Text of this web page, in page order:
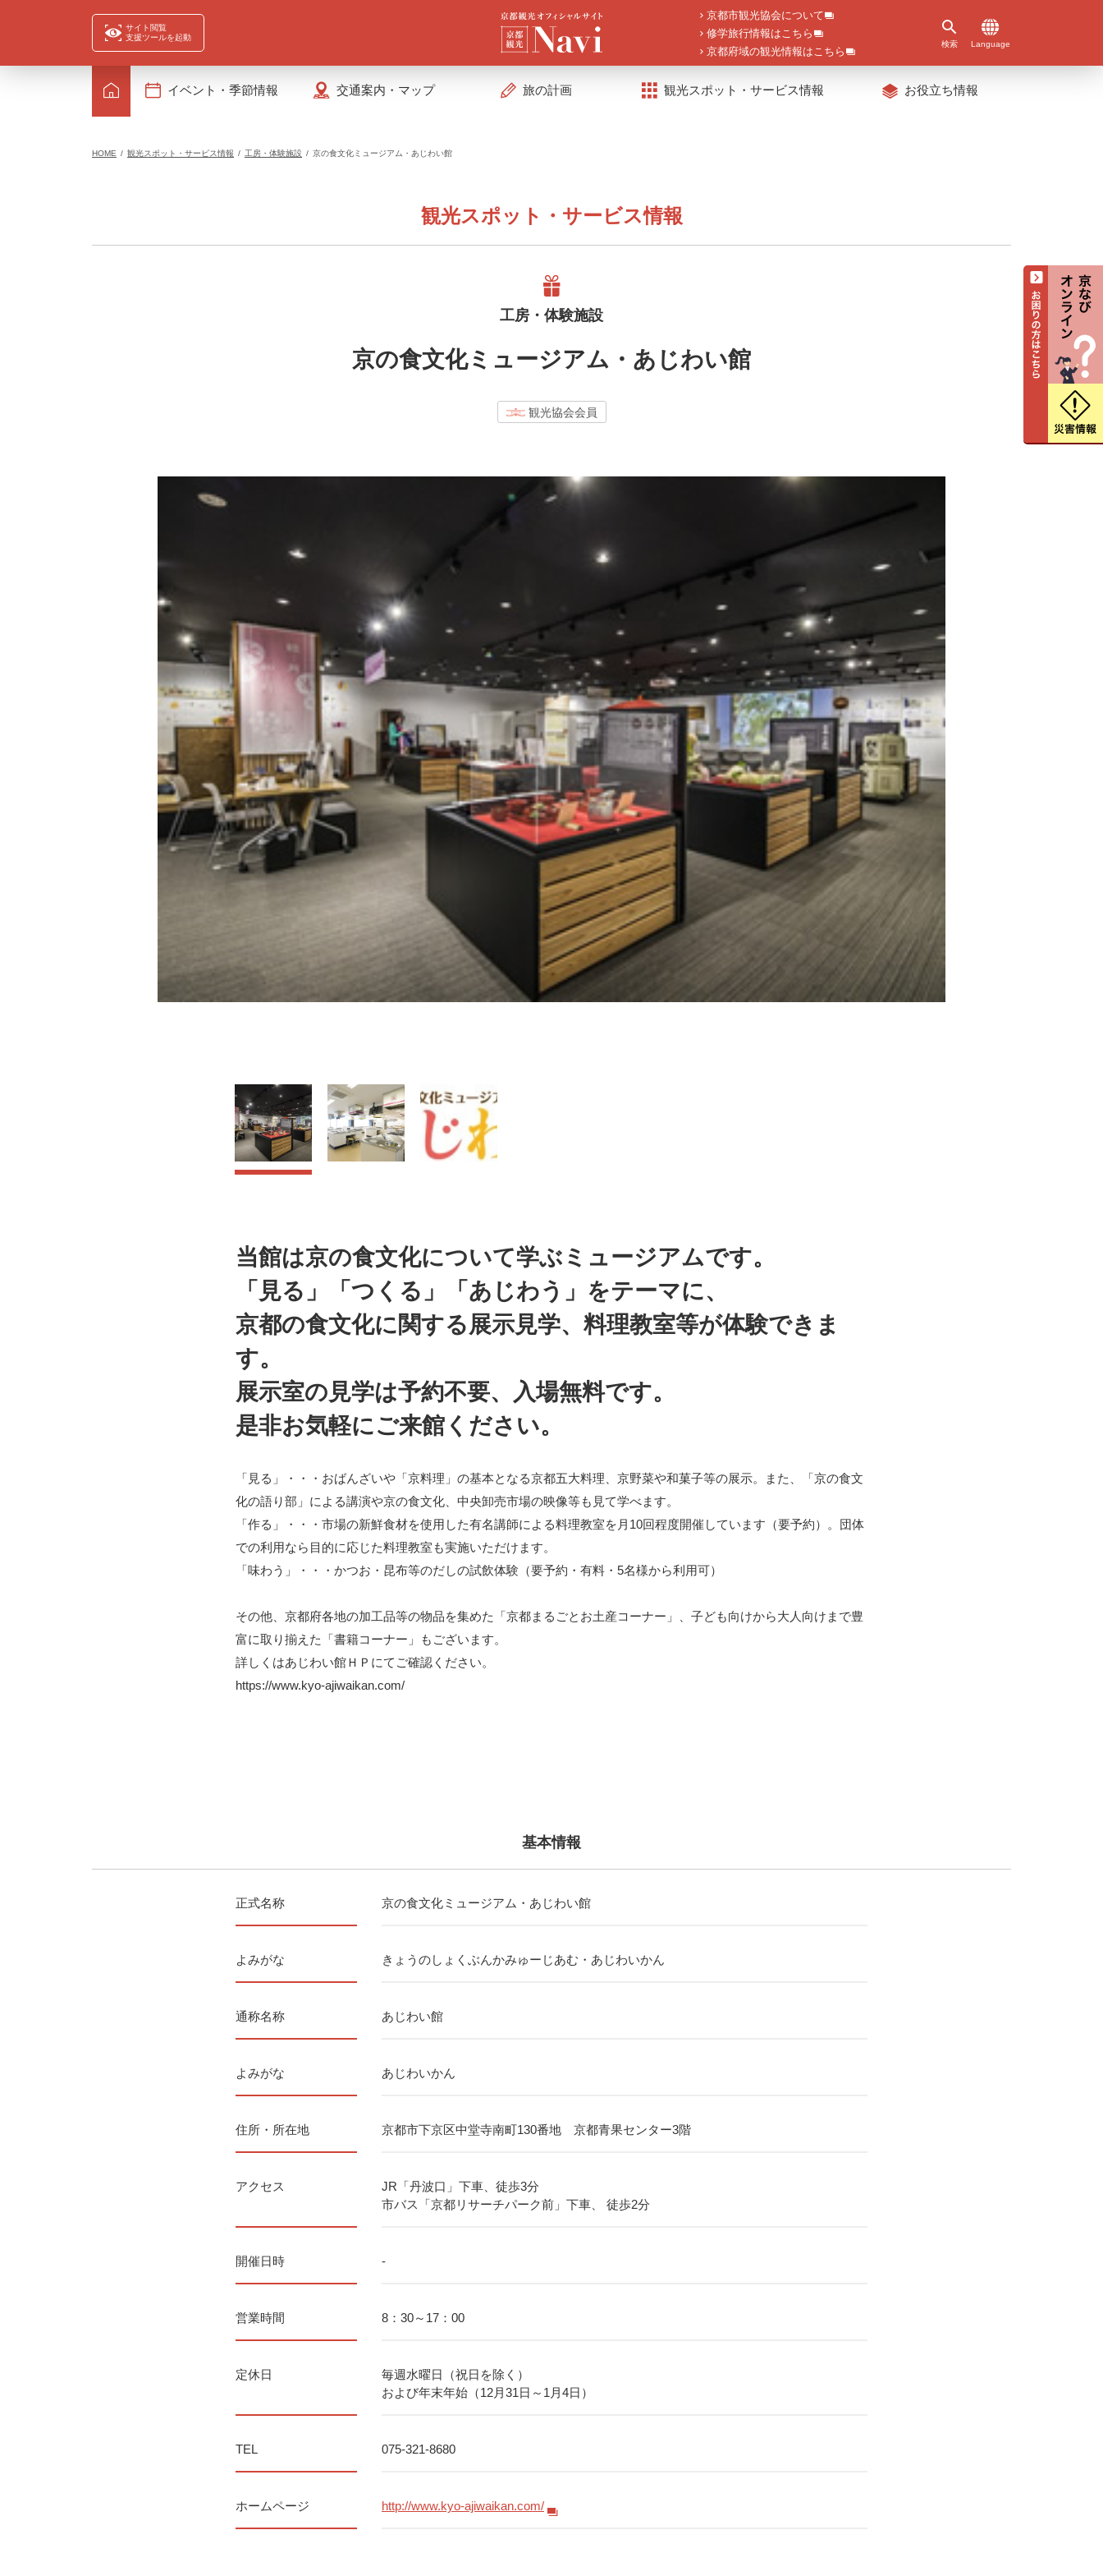
サイト閲覧
支援ツールを起動
京都市観光協会について
修学旅行情報はこちら
京都府域の観光情報はこちら
検索 Language
イベント・季節情報 交通案内・マップ 旅の計画 観光スポット・サービス情報 お役立ち情報
HOME 観光スポット・サービス情報 工房・体験施設 京の食文化ミュージアム・あじわい館
観光スポット・サービス情報
工房・体験施設
京の食文化ミュージアム・あじわい館
観光協会会員
当館は京の食文化について学ぶミュージアムです。
「見る」「つくる」「あじわう」をテーマに、
京都の食文化に関する展示見学、料理教室等が体験できま
す。
展示室の見学は予約不要、入場無料です。
是非お気軽にご来館ください。
「見る」・・・おばんざいや「京料理」の基本となる京都五大料理、京野菜や和菓子等の展示。また、「京の食文
化の語り部」による講演や京の食文化、中央卸売市場の映像等も見て学べます。
「作る」・・・市場の新鮮食材を使用した有名講師による料理教室を月10回程度開催しています（要予約）。団体
での利用なら目的に応じた料理教室も実施いただけます。
「味わう」・・・かつお・昆布等のだしの試飲体験（要予約・有料・5名様から利用可）
その他、京都府各地の加工品等の物品を集めた「京都まるごとお土産コーナー」、子ども向けから大人向けまで豊
富に取り揃えた「書籍コーナー」もございます。
詳しくはあじわい館ＨＰにてご確認ください。
https://www.kyo-ajiwaikan.com/
基本情報
正式名称 京の食文化ミュージアム・あじわい館
よみがな きょうのしょくぶんかみゅーじあむ・あじわいかん
通称名称 あじわい館
よみがな あじわいかん
住所・所在地 京都市下京区中堂寺南町130番地 京都青果センター3階
アクセス
JR「丹波口」下車、徒歩3分
市バス「京都リサーチパーク前」下車、 徒歩2分
開催日時 -
営業時間 8：30～17：00
定休日
毎週水曜日（祝日を除く）
および年末年始（12月31日～1月4日）
TEL 075-321-8680
ホームページ http://www.kyo-ajiwaikan.com/